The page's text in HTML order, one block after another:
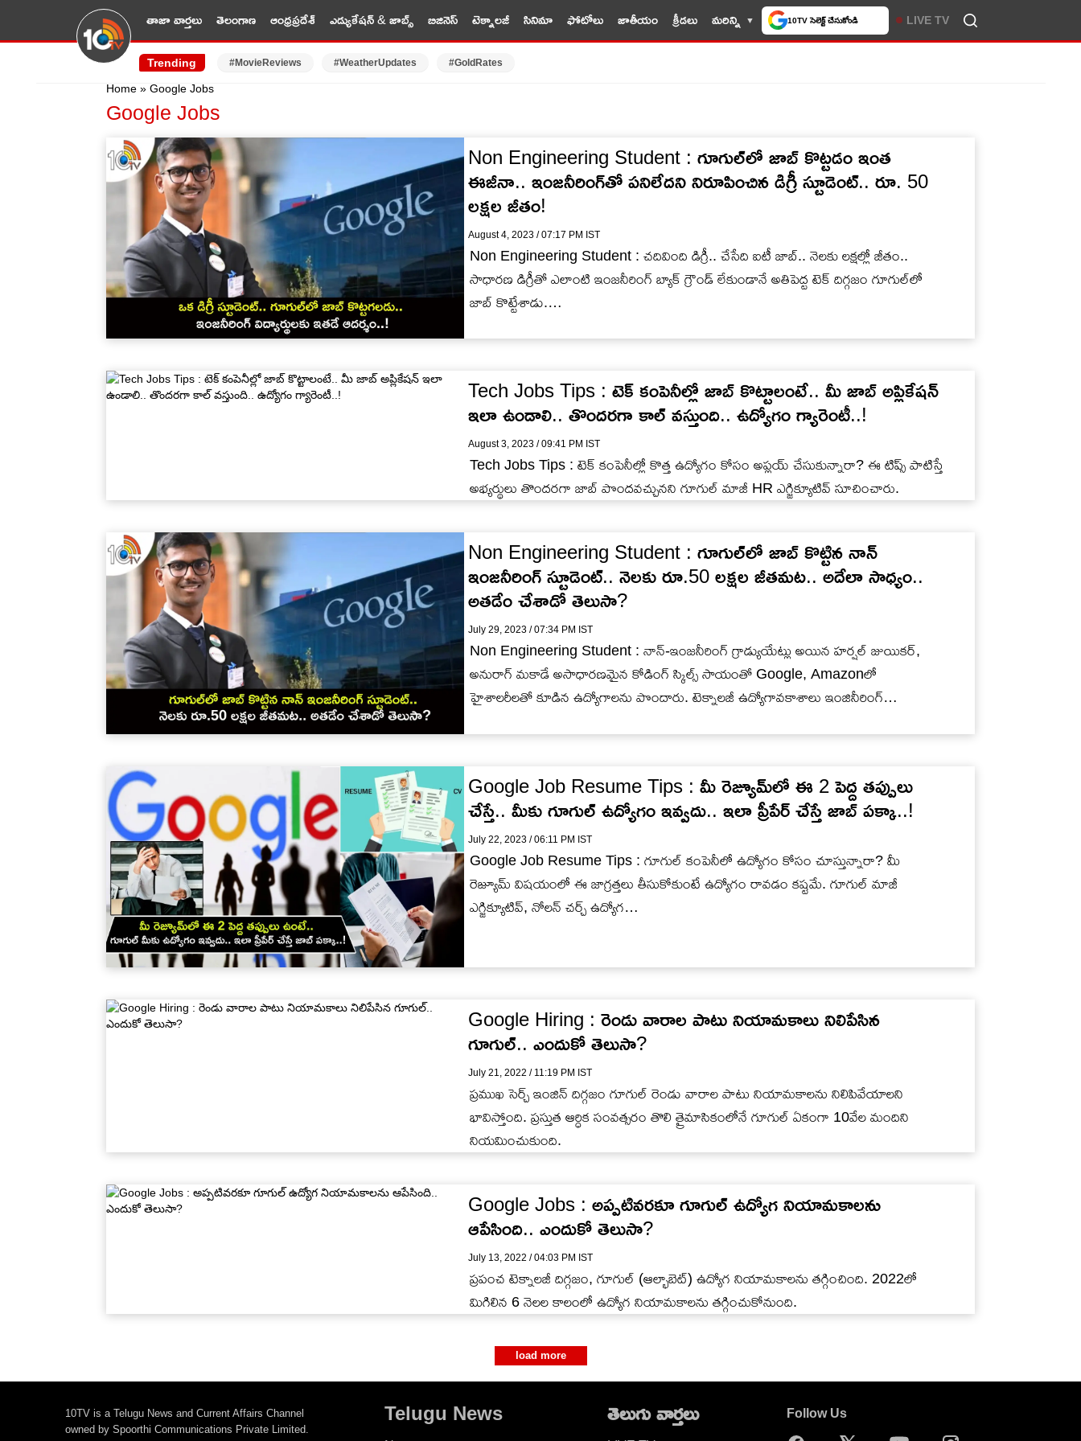
తాజా వార్తలు తెలంగాణ ఆంధ్రప్రదేశ్ ఎడ్యుకేషన్ & జాబ్స్ బిజినెస్ టెక్నాలజీ సినిమా ఫోటోలు జాతీయం క్రీడలు మరిన్ని 10TV సెలెక్ట్ చేసుకోండి LIVE TV
Trending #MovieReviews #WeatherUpdates #GoldRates
Home » Google Jobs
Google Jobs
Non Engineering Student : గూగుల్‌లో జాబ్ కొట్టడం ఇంత
ఈజీనా.. ఇంజనీరింగ్‌తో పనిలేదని నిరూపించిన డిగ్రీ స్టూడెంట్.. రూ. 50
లక్షల జీతం!
August 4, 2023 / 07:17 PM IST
Non Engineering Student : చదివింది డిగ్రీ.. చేసేది ఐటీ జాబ్.. నెలకు లక్షల్లో జీతం..
సాధారణ డిగ్రీతో ఎలాంటి ఇంజనీరింగ్ బ్యాక్ గ్రౌండ్ లేకుండానే అతిపెద్ట టెక్ దిగ్గజం గూగుల్‌లో
జాబ్ కొట్టేశాడు.…
Tech Jobs Tips : టెక్ కంపెనీల్లో జాబ్ కొట్టాలంటే.. మీ జాబ్ అప్లికేషన్
ఇలా ఉండాలి.. తొందరగా కాల్ వస్తుంది.. ఉద్యోగం గ్యారెంటీ..!
August 3, 2023 / 09:41 PM IST
Tech Jobs Tips : టెక్ కంపెనీల్లో కొత్త ఉద్యోగం కోసం అప్లయ్ చేసుకున్నారా? ఈ టిప్స్ పాటిస్తే
అభ్యర్థులు తొందరగా జాబ్ పొందవచ్చునని గూగుల్ మాజీ HR ఎగ్జిక్యూటివ్ సూచించారు.
Non Engineering Student : గూగుల్‌లో జాబ్ కొట్టిన నాన్
ఇంజనీరింగ్ స్టూడెంట్.. నెలకు రూ.50 లక్షల జీతమట.. అదేలా సాధ్యం..
అతడేం చేశాడో తెలుసా?
July 29, 2023 / 07:34 PM IST
Non Engineering Student : నాన్-ఇంజనీరింగ్ గ్రాడ్యుయేట్లు అయిన హర్షల్ జుయికర్,
అనురాగ్ మకాడే అసాధారణమైన కోడింగ్ స్కిల్స్ సాయంతో Google, Amazonలో
హైశాలరీలతో కూడిన ఉద్యోగాలను పొందారు. టెక్నాలజీ ఉద్యోగావకాశాలు ఇంజినీరింగ్
Google Job Resume Tips : మీ రెజ్యూమ్‌‌లో ఈ 2 పెద్ద తప్పులు
చేస్తే.. మీకు గూగుల్‌ ఉద్యోగం ఇవ్వదు.. ఇలా ప్రీపేర్ చేస్తే జాబ్ పక్కా..!
July 22, 2023 / 06:11 PM IST
Google Job Resume Tips : గూగుల్ కంపెనీలో ఉద్యోగం కోసం చూస్తున్నారా? మీ
రెజ్యూమ్ విషయంలో ఈ జాగ్రత్తలు తీసుకోకుంటే ఉద్యోగం రావడం కష్టమే. గూగుల్ మాజీ
ఎగ్జిక్యూటివ్, నోలన్ చర్చ్ ఉద్యోగ…
Google Hiring : రెండు వారాల పాటు నియామ‌కాలు నిలిపేసిన
గూగుల్‌.. ఎందుకో తెలుసా?
July 21, 2022 / 11:19 PM IST
ప్రముఖ సెర్చ్ ఇంజిన్ దిగ్గజం గూగుల్ రెండు వారాల పాటు నియామకాలను నిలిపివేయాలని
భావిస్తోంది. ప్ర‌స్తుత ఆర్ధిక సంవ‌త్స‌రం తొలి త్రైమాసికంలోనే గూగుల్ ఏకంగా 10వేల మందిని
నియమించుకుంది.
Google Jobs : అప్పటివరకూ గూగుల్ ఉద్యోగ నియామకాలను
ఆపేసింది.. ఎందుకో తెలుసా?
July 13, 2022 / 04:03 PM IST
ప్రపంచ టెక్నాలజీ దిగ్గజం, గూగుల్ (ఆల్భాబెట్) ఉద్యోగ నియామకాలను తగ్గించింది. 2022లో
మిగిలిన 6 నెలల కాలంలో ఉద్యోగ నియామకాలను తగ్గించుకోనుంది.
load more
10TV is a Telugu News and Current Affairs Channel
owned by Spoorthi Communications Private Limited.
Telugu News తెలుగు వార్తలు Follow Us